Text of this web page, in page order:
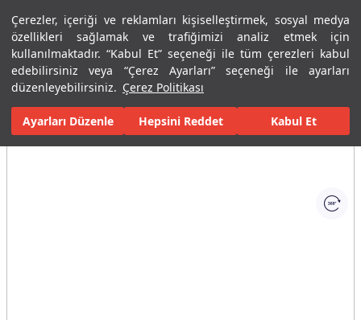
Çerezler, içeriği ve reklamları kişiselleştirmek, sosyal medya
özellikleri sağlamak ve trafiğimizi analiz etmek için
kullanılmaktadır. “Kabul Et” seçeneği ile tüm çerezleri kabul
edebilirsiniz veya “Çerez Ayarları” seçeneği ile ayarları
düzenleyebilirsiniz. Çerez Politikası
Ayarları Düzenle Hepsini Reddet Kabul Et
Menü Menü
Ana Sayfa Banyolar Armatürler Lavabo Bataryaları Tek
Tüm Görseller(1)